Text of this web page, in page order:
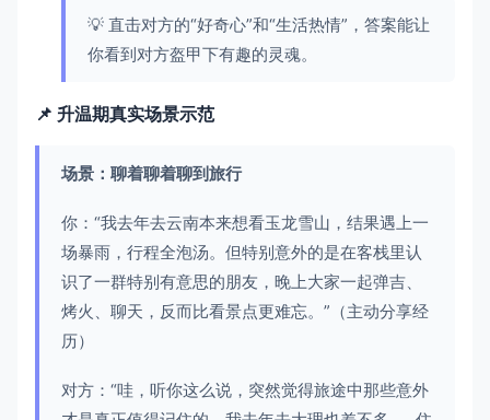
💡 直击对方的“好奇心”和“生活热情”，答案能让
你看到对方盔甲下有趣的灵魂。
📌 升温期真实场景示范
场景：聊着聊着聊到旅行
你：“我去年去云南本来想看玉龙雪山，结果遇上一
场暴雨，行程全泡汤。但特别意外的是在客栈里认
识了一群特别有意思的朋友，晚上大家一起弹吉、
烤火、聊天，反而比看景点更难忘。”（主动分享经
历）
对方：“哇，听你这么说，突然觉得旅途中那些意外